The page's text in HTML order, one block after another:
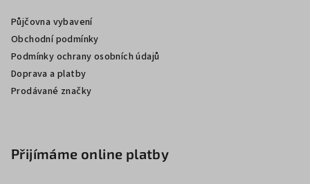
Půjčovna vybavení
Obchodní podmínky
Podmínky ochrany osobních údajů
Doprava a platby
Prodávané značky
Přijímáme online platby